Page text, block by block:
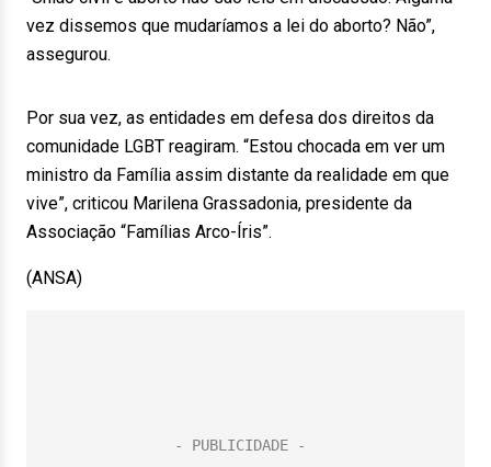
vez dissemos que mudaríamos a lei do aborto? Não”,
assegurou.
Por sua vez, as entidades em defesa dos direitos da
comunidade LGBT reagiram. “Estou chocada em ver um
ministro da Família assim distante da realidade em que
vive”, criticou Marilena Grassadonia, presidente da
Associação “Famílias Arco-Íris”.
(ANSA)